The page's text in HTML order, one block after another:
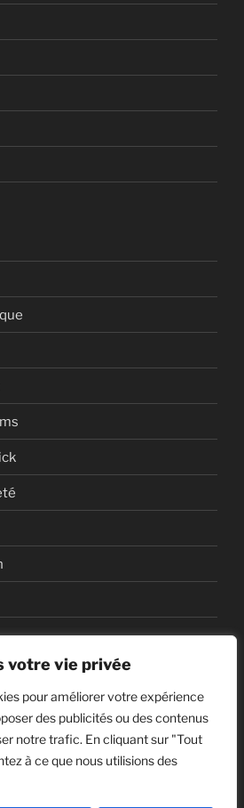
votre vie privée
pour améliorer votre expérience
des publicités ou des contenus
notre trafic. En cliquant sur "Tout
à ce que nous utilisions des